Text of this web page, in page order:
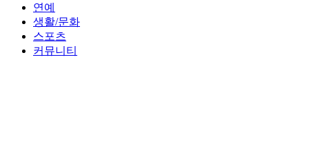
연예
생활/문화
스포츠
커뮤니티